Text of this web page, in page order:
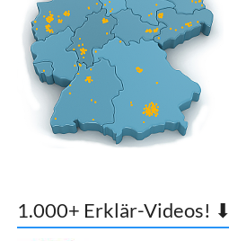
1.000+ Erklär-Videos! ⬇